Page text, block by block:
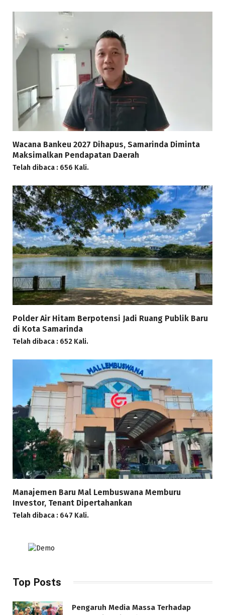
Wacana Bankeu 2027 Dihapus, Samarinda Diminta
Maksimalkan Pendapatan Daerah
Telah dibaca : 656 Kali.
Polder Air Hitam Berpotensi Jadi Ruang Publik Baru
di Kota Samarinda
Telah dibaca : 652 Kali.
Manajemen Baru Mal Lembuswana Memburu
Investor, Tenant Dipertahankan
Telah dibaca : 647 Kali.
Top Posts
Pengaruh Media Massa Terhadap